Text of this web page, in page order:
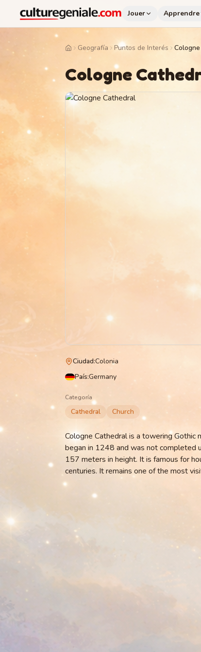
Jouer Apprendre
HomeGeografía Puntos de Interés
Cologne
Ciudad:Colonia
País:Germany
Categoría
Cathedral Church
Cologne Cathedral is a towering Gothic
began in 1248 and was not completed
157 meters in height. It is famous for
centuries. It remains one of the most